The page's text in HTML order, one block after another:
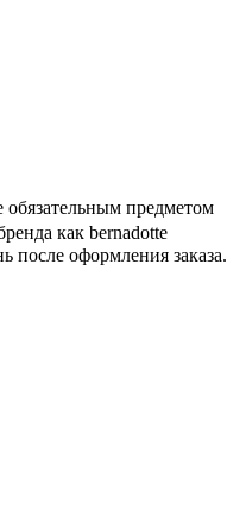
обязательным предметом
как bernadotte
после оформления заказа.